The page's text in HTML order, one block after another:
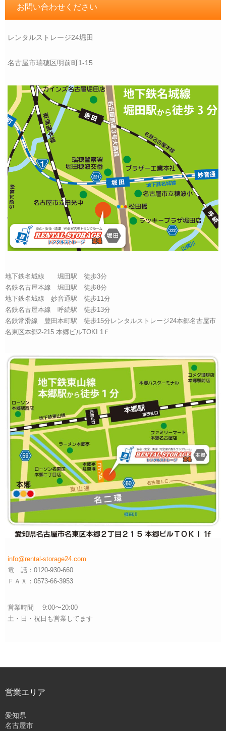
お問い合わせください
レンタルストレージ24堀田
名古屋市瑞穂区明前町1-15
地下鉄名城線 堀田駅 徒歩3分
名鉄名古屋本線 堀田駅 徒歩8分
地下鉄名城線 妙音通駅 徒歩11分
名鉄名古屋本線 呼続駅 徒歩13分
名鉄常滑線 豊田本町駅 徒歩15分レンタルストレージ24本郷名古屋市
名東区本郷2-215 本郷ビルTOKI 1Ｆ
info@rental-storage24.com
電 話：0120-930-660
ＦＡＸ：0573-66-3953
営業時間 9:00〜20:00
土・日・祝日も営業してます
営業エリア
愛知県
名古屋市